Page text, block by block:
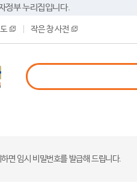
정부 누리집입니다.
작은 창 사전
면 임시 비밀번호를 발급해 드립니다.